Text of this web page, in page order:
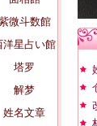
微斗数館
洋星占い館
塔罗
解梦
姓名文章